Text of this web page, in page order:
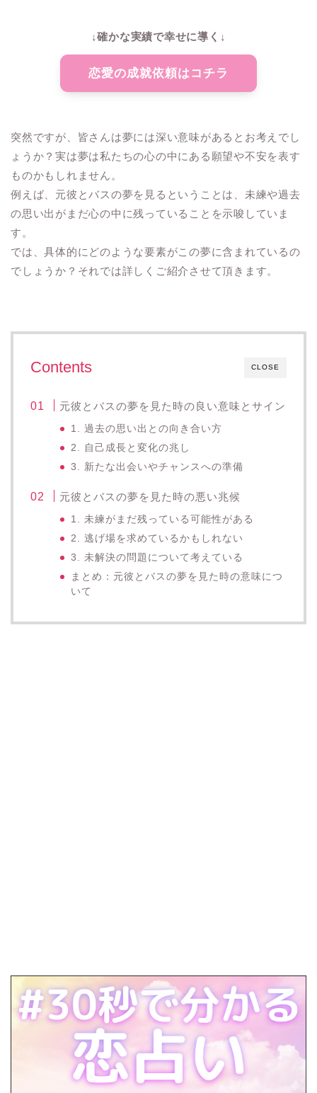
↓確かな実績で幸せに導く↓
恋愛の成就依頼はコチラ
突然ですが、皆さんは夢には深い意味があるとお考えでし
ょうか？実は夢は私たちの心の中にある願望や不安を表す
ものかもしれません。
例えば、元彼とバスの夢を見るということは、未練や過去
の思い出がまだ心の中に残っていることを示唆していま
す。
では、具体的にどのような要素がこの夢に含まれているの
でしょうか？それでは詳しくご紹介させて頂きます。
CLOSE
Contents
元彼とバスの夢を見た時の良い意味とサイン
1. 過去の思い出との向き合い方
2. 自己成長と変化の兆し
3. 新たな出会いやチャンスへの準備
元彼とバスの夢を見た時の悪い兆候
1. 未練がまだ残っている可能性がある
2. 逃げ場を求めているかもしれない
3. 未解決の問題について考えている
まとめ：元彼とバスの夢を見た時の意味につ
いて